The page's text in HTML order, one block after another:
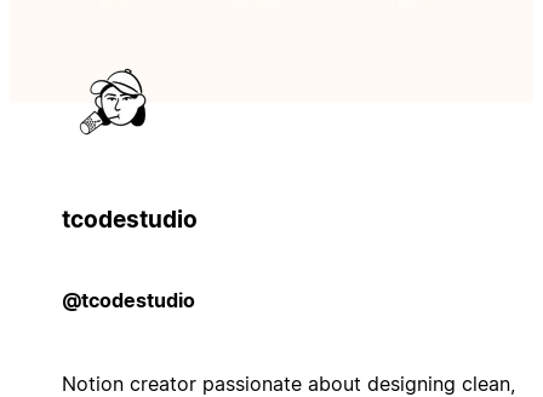
tcodestudio
@tcodestudio
Notion creator passionate about designing clean,